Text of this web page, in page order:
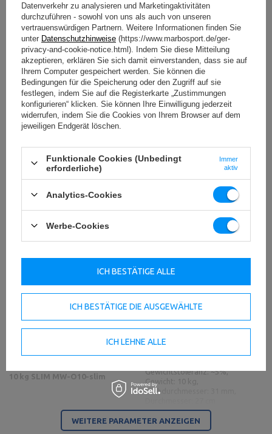
Die Gewichtsscheiben von Marbo sind viele
Veränderungen durchgelaufen. Das total veränderte und
originelle Aussehen der Gewichtsscheiben mit drei
Durchmesser, die ideal an unsere Hantelstangen
angepasst sind und die veränderte, hochwertige Qualität
ist der ausreichender Grund um die neue Serie zu bilden.
HERUNTERLADEN
WICHTIGE SICHERHEITSHINWEISE
Technische Daten
Hantelscheibe aus Gusseisen
20 kg SLIM MW-O20-slim
Material: Gusseisen,
Gewicht: 20 kg,
Lochdurchmesser: 31 mm,
Durchmesser: 36 cm
10 kg SLIM MW-O10-slim
Dicke: 30 mm,
Gewichtstoleranz: ~5%,
Gewicht: 10 kg,
Lochdurchmesser: 31 mm,
2 x 20 kg, 2 x 10 kg
WEITERE PARAMETER ANZEIGEN
Datenverkehr zu analysieren und Marketingaktivitäten
durchzuführen - sowohl von uns als auch von unseren
vertrauenswürdigen Partnern. Weitere Informationen finden Sie
unter Datenschutzhinweise (https://www.marbosport.de/ger-
privacy-and-cookie-notice.html). Indem Sie diese Mitteilung
akzeptieren, erklären Sie sich damit einverstanden, dass sie auf
Ihrem Computer gespeichert werden. Sie können die
Bedingungen für die Speicherung oder den Zugriff auf sie
festlegen, indem Sie auf die Registerkarte „Zustimmungen
konfigurieren“ klicken. Sie können Ihre Einwilligung jederzeit
widerrufen, indem Sie die Cookies von Ihrem Browser auf dem
jeweiligen Endgerät löschen.
Funktionale Cookies (Unbedingt
erforderliche)
Immer
aktiv
Analytics-Cookies
Werbe-Cookies
ICH BESTÄTIGE DIE AUSGEWÄHLTE
ICH LEHNE ALLE
ICH BESTÄTIGE ALLE